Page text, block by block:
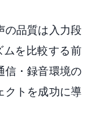
の品質は入力段
を比較する前
信・録音環境の
クトを成功に導